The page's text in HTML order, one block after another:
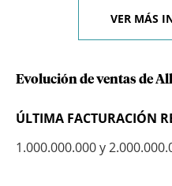
VER MÁS
Evolución de ventas de
ÚLTIMA FACTURACIÓN
1.000.000.000 y